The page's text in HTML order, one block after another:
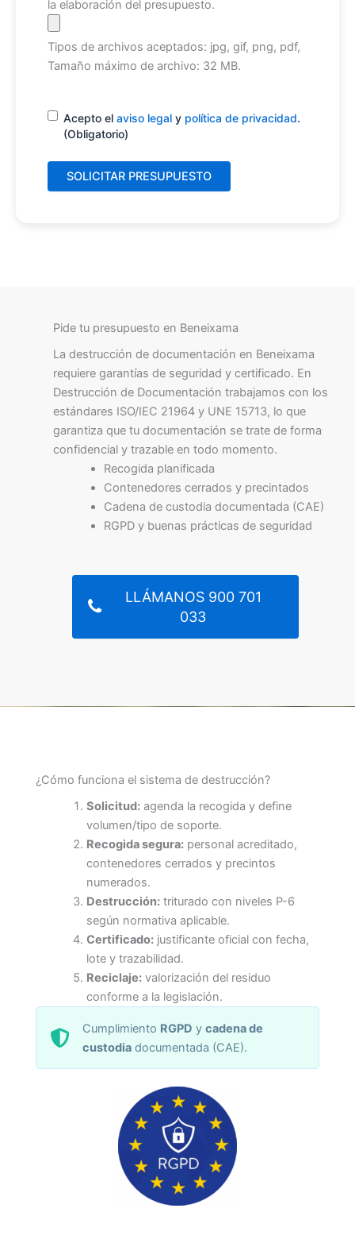
la elaboración del presupuesto.
Tipos de archivos aceptados: jpg, gif, png, pdf,
Tamaño máximo de archivo: 32 MB.
Consentimiento(Obligatorio)
Acepto el aviso legal y política de privacidad.
(Obligatorio)
Pide tu presupuesto en Beneixama
La destrucción de documentación en Beneixama
requiere garantías de seguridad y certificado. En
Destrucción de Documentación trabajamos con los
estándares ISO/IEC 21964 y UNE 15713, lo que
garantiza que tu documentación se trate de forma
confidencial y trazable en todo momento.
Recogida planificada
Contenedores cerrados y precintados
Cadena de custodia documentada (CAE)
RGPD y buenas prácticas de seguridad
LLÁMANOS 900 701
033
¿Cómo funciona el sistema de destrucción?
Solicitud:agenda la recogida y define
volumen/tipo de soporte.
Recogida segura:personal acreditado,
contenedores cerrados y precintos
numerados.
Destrucción:triturado con niveles P-6
según normativa aplicable.
Certificado:justificante oficial con fecha,
lote y trazabilidad.
Reciclaje:valorización del residuo
conforme a la legislación.
Cumplimiento RGPD ycadena de
custodia documentada (CAE).